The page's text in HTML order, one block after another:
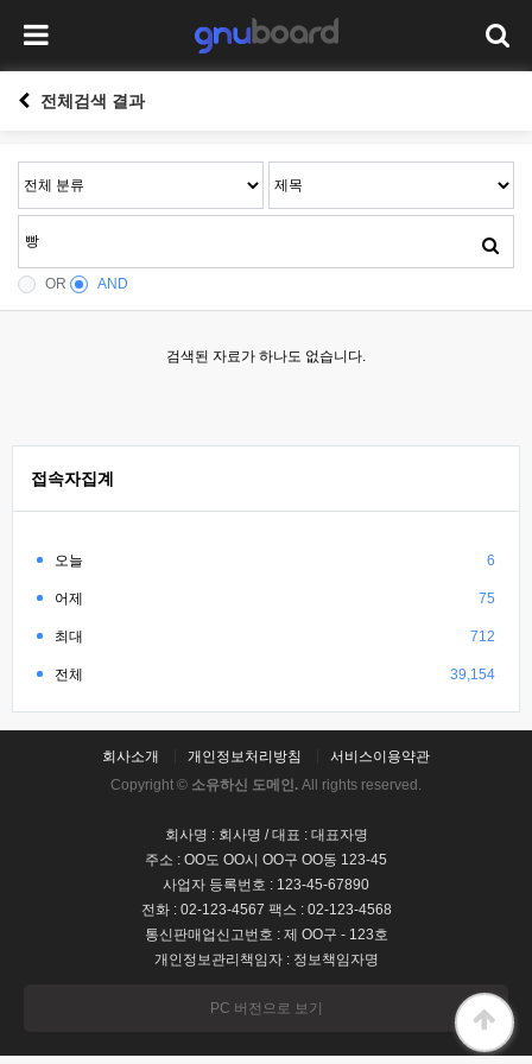
전체검색 결과
OR AND
검색된 자료가 하나도 없습니다.
접속자집계
오늘 6
어제 75
최대 712
전체 39,154
회사소개 개인정보처리방침
서비스이용약관
Copyright © 소유하신 도메인. All rights reserved.
회사명 : 회사명 / 대표 : 대표자명
주소 : OO도 OO시 OO구 OO동 123-45
사업자 등록번호 : 123-45-67890
전화 : 02-123-4567 팩스 : 02-123-4568
통신판매업신고번호 : 제 OO구 - 123호
개인정보관리책임자 : 정보책임자명
PC 버전으로 보기